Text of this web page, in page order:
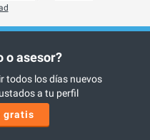
o asesor?
todos los días nuevos
a tu perfil
gratis